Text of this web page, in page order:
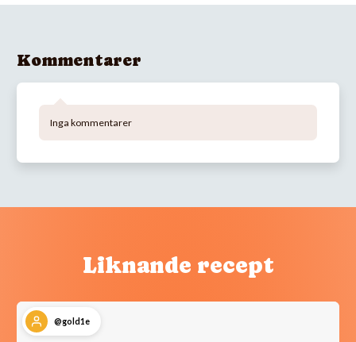
Kommentarer
Inga kommentarer
Liknande recept
@gold1e